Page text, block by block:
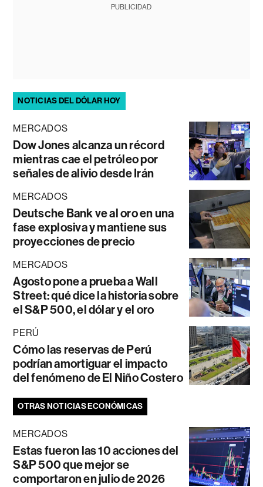
PUBLICIDAD
NOTICIAS DEL DÓLAR HOY
MERCADOS
Dow Jones alcanza un récord
mientras cae el petróleo por
señales de alivio desde Irán
MERCADOS
Deutsche Bank ve al oro en una
fase explosiva y mantiene sus
proyecciones de precio
MERCADOS
Agosto pone a prueba a Wall
Street: qué dice la historia sobre
el S&P 500, el dólar y el oro
PERÚ
Cómo las reservas de Perú
podrían amortiguar el impacto
del fenómeno de El Niño Costero
OTRAS NOTICIAS ECONÓMICAS
MERCADOS
Estas fueron las 10 acciones del
S&P 500 que mejor se
comportaron en julio de 2026